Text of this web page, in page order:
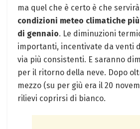
ma quel che è certo è che
condizioni meteo climatiche
di gennaio. Le diminuzioni
importanti, incentivate da venti
via più consistenti. E saranno
per il ritorno della neve. Dopo
mezzo (su per giù era il 20
rilievi coprirsi di bianco.